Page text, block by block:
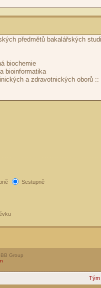
Sestupně
Group
Tým